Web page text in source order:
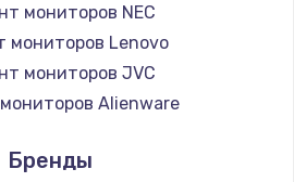
1030 руб.
Заказать
шим-контроллера
3900 руб.
мониторов NEC
мониторов Lenovo
мониторов JVC
Alienware
Thunderobot
Бренды